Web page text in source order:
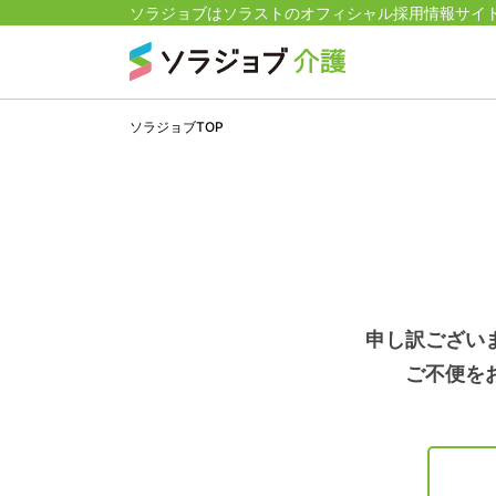
ソラジョブはソラストのオフィシャル採用情報サイ
ソラジョブTOP
申し訳ござい
ご不便を